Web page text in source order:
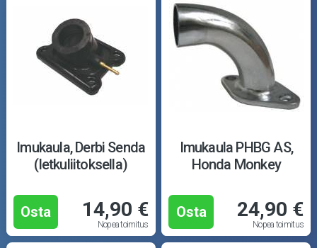
Imukaula, Derbi Senda
(letkuliitoksella)
Osta 14,90 €
Nopea toimitus
Imukaula PHBG AS,
Honda Monkey
Osta 24,90 €
Nopea toimitus